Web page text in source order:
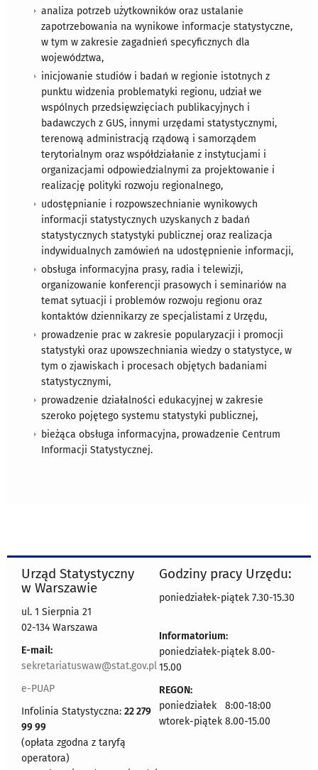
analiza potrzeb użytkowników oraz ustalanie
zapotrzebowania na wynikowe informacje statystyczne,
w tym w zakresie zagadnień specyficznych dla
województwa,
inicjowanie studiów i badań w regionie istotnych z
punktu widzenia problematyki regionu, udział we
wspólnych przedsięwzięciach publikacyjnych i
badawczych z GUS, innymi urzędami statystycznymi,
terenową administracją rządową i samorządem
terytorialnym oraz współdziałanie z instytucjami i
organizacjami odpowiedzialnymi za projektowanie i
realizację polityki rozwoju regionalnego,
udostępnianie i rozpowszechnianie wynikowych
informacji statystycznych uzyskanych z badań
statystycznych statystyki publicznej oraz realizacja
indywidualnych zamówień na udostępnienie informacji,
obsługa informacyjna prasy, radia i telewizji,
organizowanie konferencji prasowych i seminariów na
temat sytuacji i problemów rozwoju regionu oraz
kontaktów dziennikarzy ze specjalistami z Urzędu,
prowadzenie prac w zakresie popularyzacji i promocji
statystyki oraz upowszechniania wiedzy o statystyce, w
tym o zjawiskach i procesach objętych badaniami
statystycznymi,
prowadzenie działalności edukacyjnej w zakresie
szeroko pojętego systemu statystyki publicznej,
bieżąca obsługa informacyjna, prowadzenie Centrum
Informacji Statystycznej.
Urząd Statystyczny
w Warszawie
ul. 1 Sierpnia 21
02-134 Warszawa
E-mail:
sekretariatuswaw@stat.gov.pl
e-PUAP
Infolinia Statystyczna: 22 279
99 99
(opłata zgodna z taryfą
operatora)
Godziny pracy Urzędu:
poniedziałek-piątek 7.30-15.30
Informatorium:
poniedziałek-piątek 8.00-
15.00
REGON:
poniedziałek 8:00-18:00
wtorek-piątek 8.00-15.00